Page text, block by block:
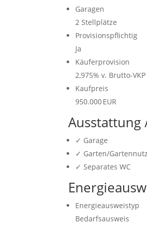
Garagen
2 Stellplätze
Provisionspflichtig
Ja
Käufer­provision
2,975% v. Brutto-
Kaufpreis
950.000 EUR
✓ Garage
✓ Garten/
✓ Separates WC
Energieausweistyp
Bedarfs­ausweis